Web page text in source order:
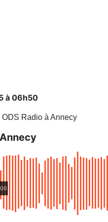
à 06h50
ODS Radio à Annecy